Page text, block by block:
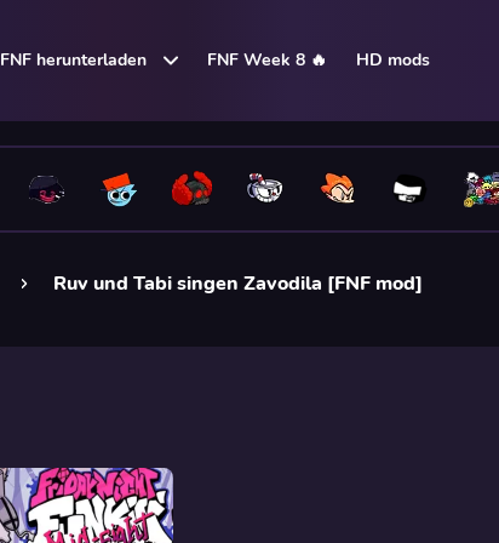
FNF herunterladen FNF Week 8 🔥 HD mods
Ruv und Tabi singen Zavodila [FNF mod]